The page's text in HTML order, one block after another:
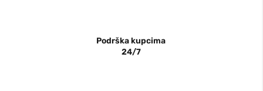
Podrška kupcima
24/7